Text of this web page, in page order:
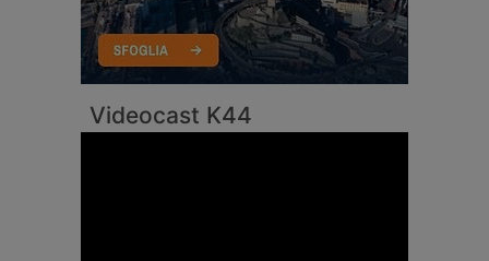
Videocast K44